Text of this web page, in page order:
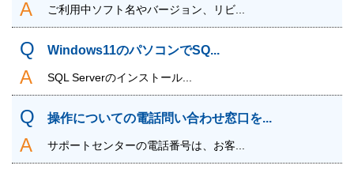
ご利用中ソフト名やバージョン、リビ...
Windows11のパソコンでSQ...
SQL Serverのインストール...
操作についての電話問い合わせ窓口を...
サポートセンターの電話番号は、お客...